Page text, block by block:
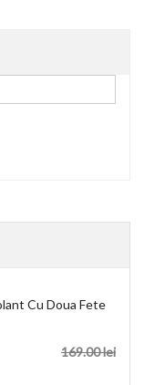
Cu Doua Fete
169.00lei